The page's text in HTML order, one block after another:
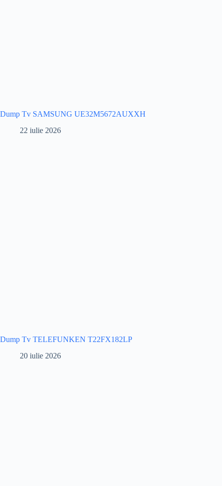
Dump Tv SAMSUNG UE32M5672AUXXH
22 iulie 2026
Dump Tv TELEFUNKEN T22FX182LP
20 iulie 2026